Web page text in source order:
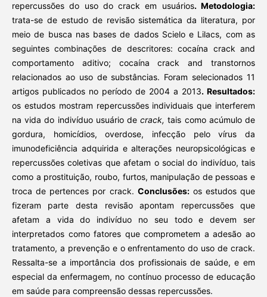
repercussões do uso do crack em usuários. Metodologia:
trata-se de estudo de revisão sistemática da literatura, por
meio de busca nas bases de dados Scielo e Lilacs, com as
seguintes combinações de descritores: cocaína crack and
comportamento aditivo; cocaína crack and transtornos
relacionados ao uso de substâncias. Foram selecionados 11
artigos publicados no período de 2004 a 2013. Resultados:
os estudos mostram repercussões individuais que interferem
na vida do indivíduo usuário decrack, tais como acúmulo de
gordura, homicídios, overdose, infecção pelo vírus da
imunodeficiência adquirida e alterações neuropsicológicas e
repercussões coletivas que afetam o social do indivíduo, tais
como a prostituição, roubo, furtos, manipulação de pessoas e
troca de pertences por crack. Conclusões:os estudos que
fizeram parte desta revisão apontam repercussões que
afetam a vida do indivíduo no seu todo e devem ser
interpretados como fatores que comprometem a adesão ao
tratamento, a prevenção e o enfrentamento do uso de crack.
Ressalta-se a importância dos profissionais de saúde, e em
especial da enfermagem, no contínuo processo de educação
em saúde para compreensão dessas repercussões.